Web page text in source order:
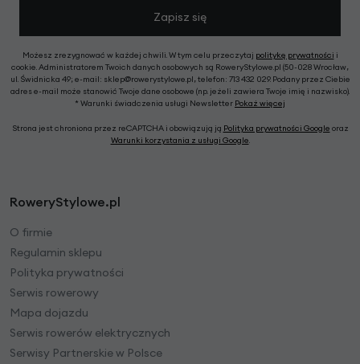
Zapisz się
Możesz zrezygnować w każdej chwili. W tym celu przeczytaj politykę prywatności i
cookie. Administratorem Twoich danych osobowych są RoweryStylowe.pl (50-028 Wrocław,
ul. Świdnicka 49; e-mail: sklep@rowerystylowe.pl, telefon: 713 432 029. Podany przez Ciebie
adres e-mail może stanowić Twoje dane osobowe (np. jeżeli zawiera Twoje imię i nazwisko).
* Warunki świadczenia usługi Newsletter Pokaż więcej
Strona jest chroniona przez reCAPTCHA i obowiązują ją Polityka prywatności Google oraz
Warunki korzystania z usługi Google
RoweryStylowe.pl
O firmie
Regulamin sklepu
Polityka prywatności
Serwis rowerowy
Mapa dojazdu
Serwis rowerów elektrycznych
Serwisy Partnerskie w Polsce